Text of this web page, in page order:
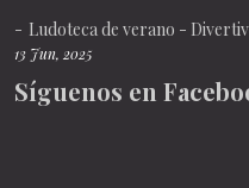
Ludoteca de verano -
13 Jun, 2025
Síguenos en